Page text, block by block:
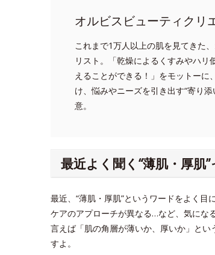
オルビスビューティク
これまで1万人以上の肌を見てきた
リスト。「乾燥によるくすみやハ
えることができる！」をモットー
け、悩みやニーズを引き出す“寄り
意。
最近よく聞く“薄肌・厚肌
最近、“薄肌・厚肌”というワードをよく
ケアのアプローチが異なる…など、気にな
言えば「肌の角層が薄いか、厚いか」と
すよ。